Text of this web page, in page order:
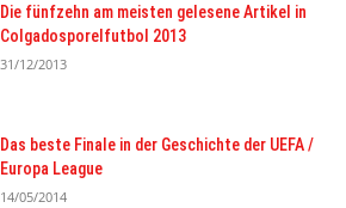
Die fünfzehn am meisten gelesene Artikel in
Colgadosporelfutbol 2013
31/12/2013
Das beste Finale in der Geschichte der UEFA /
Europa League
14/05/2014